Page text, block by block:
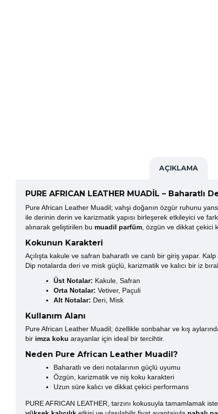
AÇIKLAMA
PURE AFRICAN LEATHER MUADİL – Baharatlı
Pure African Leather Muadil; vahşi doğanın özgür ruhunu
ile derinin derin ve karizmatik yapısı birleşerek etkileyici ve
alınarak geliştirilen bu muadil parfüm , özgün ve dikkat çekici
Kokunun Karakteri
Açılışta kakule ve safran baharatlı ve canlı bir giriş yapar.
Dip notalarda deri ve misk güçlü, karizmatik ve kalıcı bir iz
Üst Notalar: Kakule, Safran
Orta Notalar: Vetiver, Paçuli
Alt Notalar: Deri, Misk
Kullanım Alanı
Pure African Leather Muadil; özellikle sonbahar ve kış
bir imza koku arayanlar için ideal bir tercihtir.
Neden Pure African Leather Muadil?
Baharatlı ve deri notalarının güçlü uyumu
Özgün, karizmatik ve niş koku karakteri
Uzun süre kalıcı ve dikkat çekici performans
PURE AFRICAN LEATHER, tarzını kokusuyla tamamlamak